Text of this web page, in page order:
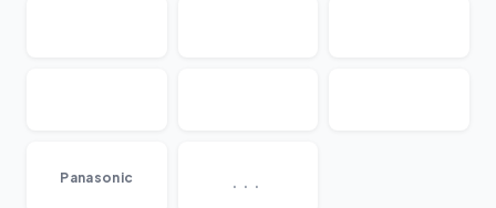
Panasonic ...